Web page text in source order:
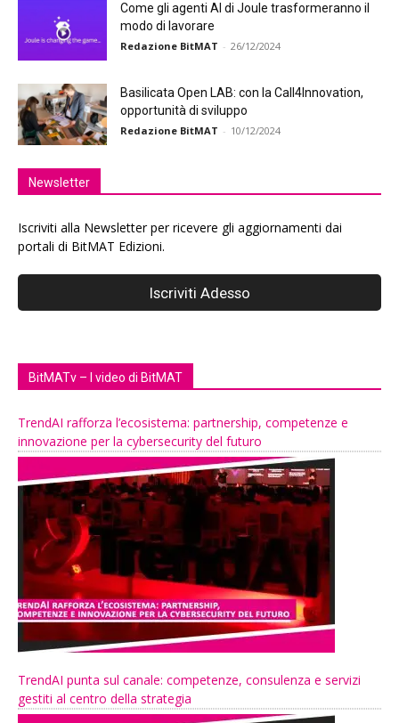
Come gli agenti AI di Joule trasformeranno il
modo di lavorare
Redazione BitMAT - 26/12/2024
Basilicata Open LAB: con la Call4Innovation,
opportunità di sviluppo
Redazione BitMAT - 10/12/2024
Newsletter
Iscriviti alla Newsletter per ricevere gli aggiornamenti dai
portali di BitMAT Edizioni.
BitMATv – I video di BitMAT
TrendAI rafforza l’ecosistema: partnership, competenze e
innovazione per la cybersecurity del futuro
TrendAI punta sul canale: competenze, consulenza e servizi
gestiti al centro della strategia